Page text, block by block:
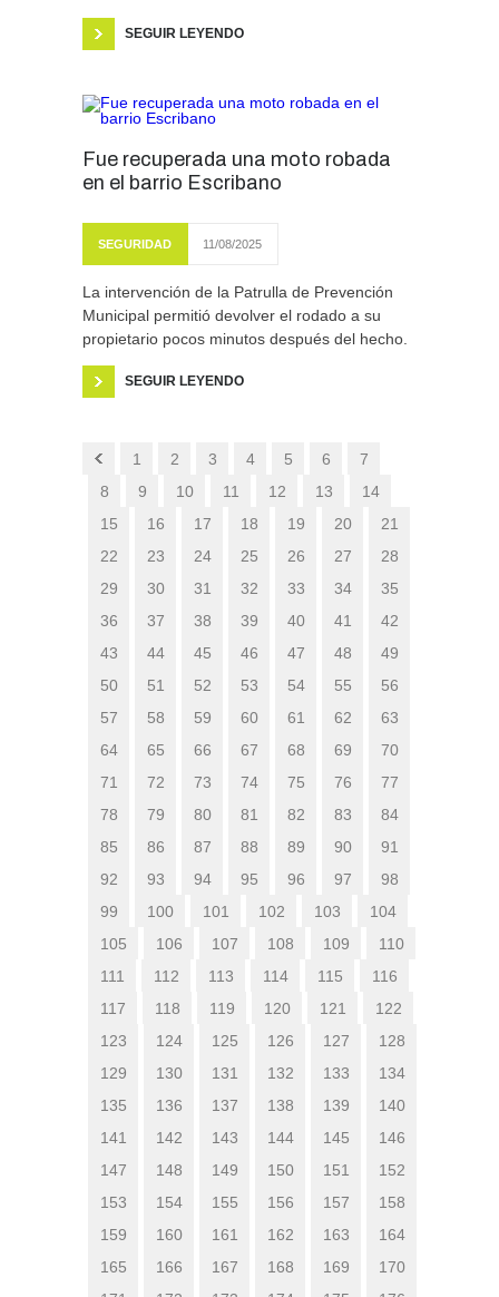
SEGUIR LEYENDO
Fue recuperada una moto robada
en el barrio Escribano
SEGURIDAD 11/08/2025
La intervención de la Patrulla de Prevención
Municipal permitió devolver el rodado a su
propietario pocos minutos después del hecho.
SEGUIR LEYENDO
1 2 3 4 5 6
7
8
9 10 11 12 13
14
15
16 17 18 19 20
21
22
23 24 25 26 27
28
29
30 31 32 33 34
35
36
37 38 39 40 41
42
43
44 45 46 47 48
49
50
51 52 53 54 55
56
57
58 59 60 61 62
63
64
65 66 67 68 69
70
71
72 73 74 75 76
77
78
79 80 81 82 83
84
85
86 87 88 89 90
91
92
93 94 95 96 97
98
99
100 101 102 103
104
105
106 107 108 109
110
111
112 113 114 115
116
117
118 119 120 121
122
123
124 125 126 127
128
129
130 131 132 133
134
135
136 137 138 139
140
141
142 143 144 145
146
147
148 149 150 151
152
153
154 155 156 157
158
159
160 161 162 163
164
165
166 167 168 169
170